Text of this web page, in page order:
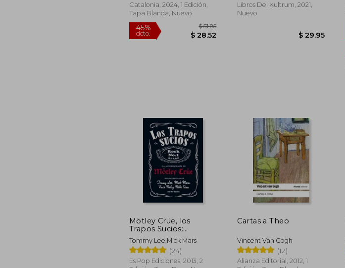
Catalonia, 2024, 1 Edición,
Tapa Blanda, Nuevo
45%
dcto.
Libros Del Kultrum, 2021,
Nuevo
Mötley Crüe, los
Trapos Sucios:
Confesiones del Grupo
de Rock más Infame
del Mundo
Tommy Lee,Mick Mars
(24)
Es Pop Ediciones, 2013, 2
Cartas a Theo
Vincent Van Gogh
(12)
Alianza Editorial, 2012, 1